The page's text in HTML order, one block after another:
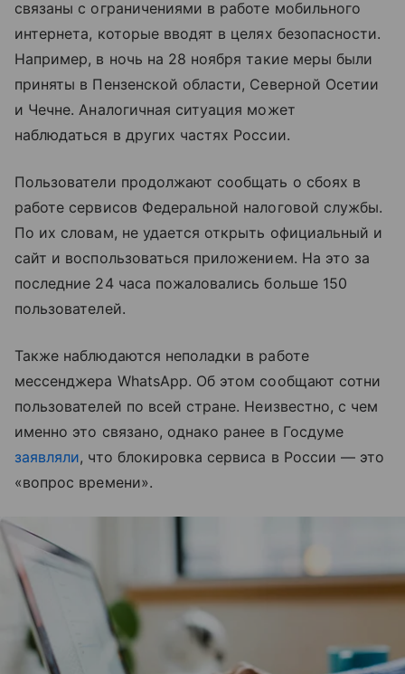
связаны с ограничениями в работе мобильного
интернета, которые вводят в целях безопасности.
Например, в ночь на 28 ноября такие меры были
приняты в Пензенской области, Северной Осетии
и Чечне. Аналогичная ситуация может
наблюдаться в других частях России.
Пользователи продолжают сообщать о сбоях в
работе сервисов Федеральной налоговой службы.
По их словам, не удается открыть официальный и
сайт и воспользоваться приложением. На это за
последние 24 часа пожаловались больше 150
пользователей.
Также наблюдаются неполадки в работе
мессенджера WhatsApp. Об этом сообщают сотни
пользователей по всей стране. Неизвестно, с чем
именно это связано, однако ранее в Госдуме
заявляли, что блокировка сервиса в России — это
«вопрос времени».